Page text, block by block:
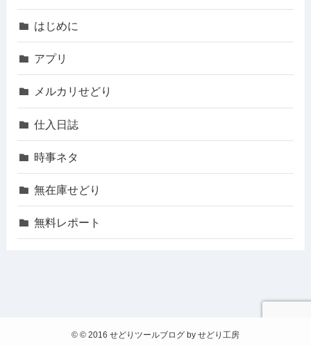
はじめに
アプリ
メルカリせどり
仕入日誌
時事ネタ
無在庫せどり
無料レポート
© © 2016 せどりツールブログ by せどり工房